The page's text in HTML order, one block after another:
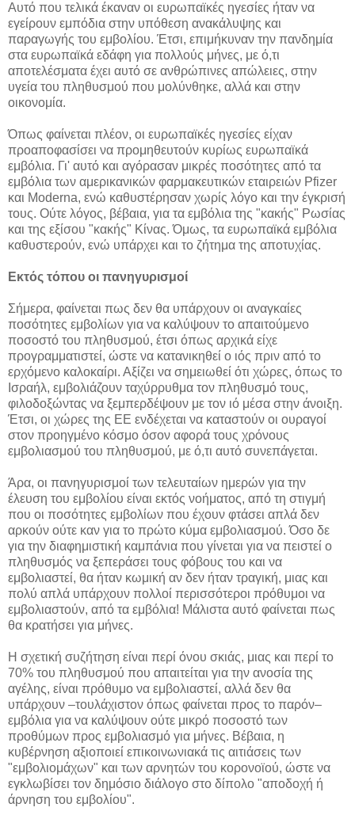
Αυτό που τελικά έκαναν οι ευρωπαϊκές ηγεσίες ήταν να
εγείρουν εμπόδια στην υπόθεση ανακάλυψης και
παραγωγής του εμβολίου. Έτσι, επιμήκυναν την πανδημία
στα ευρωπαϊκά εδάφη για πολλούς μήνες, με ό,τι
αποτελέσματα έχει αυτό σε ανθρώπινες απώλειες, στην
υγεία του πληθυσμού που μολύνθηκε, αλλά και στην
οικονομία.
Όπως φαίνεται πλέον, οι ευρωπαϊκές ηγεσίες είχαν
προαποφασίσει να προμηθευτούν κυρίως ευρωπαϊκά
εμβόλια. Γι' αυτό και αγόρασαν μικρές ποσότητες από τα
εμβόλια των αμερικανικών φαρμακευτικών εταιρειών Pfizer
και Moderna, ενώ καθυστέρησαν χωρίς λόγο και την έγκρισή
τους. Ούτε λόγος, βέβαια, για τα εμβόλια της "κακής" Ρωσίας
και της εξίσου "κακής" Κίνας. Όμως, τα ευρωπαϊκά εμβόλια
καθυστερούν, ενώ υπάρχει και το ζήτημα της αποτυχίας.
Εκτός τόπου οι πανηγυρισμοί
Σήμερα, φαίνεται πως δεν θα υπάρχουν οι αναγκαίες
ποσότητες εμβολίων για να καλύψουν το απαιτούμενο
ποσοστό του πληθυσμού, έτσι όπως αρχικά είχε
προγραμματιστεί, ώστε να κατανικηθεί ο ιός πριν από το
ερχόμενο καλοκαίρι. Αξίζει να σημειωθεί ότι χώρες, όπως το
Ισραήλ, εμβολιάζουν ταχύρρυθμα τον πληθυσμό τους,
φιλοδοξώντας να ξεμπερδέψουν με τον ιό μέσα στην άνοιξη.
Έτσι, οι χώρες της ΕΕ ενδέχεται να καταστούν οι ουραγοί
στον προηγμένο κόσμο όσον αφορά τους χρόνους
εμβολιασμού του πληθυσμού, με ό,τι αυτό συνεπάγεται.
Άρα, οι πανηγυρισμοί των τελευταίων ημερών για την
έλευση του εμβολίου είναι εκτός νοήματος, από τη στιγμή
που οι ποσότητες εμβολίων που έχουν φτάσει απλά δεν
αρκούν ούτε καν για το πρώτο κύμα εμβολιασμού. Όσο δε
για την διαφημιστική καμπάνια που γίνεται για να πειστεί ο
πληθυσμός να ξεπεράσει τους φόβους του και να
εμβολιαστεί, θα ήταν κωμική αν δεν ήταν τραγική, μιας και
πολύ απλά υπάρχουν πολλοί περισσότεροι πρόθυμοι να
εμβολιαστούν, από τα εμβόλια! Μάλιστα αυτό φαίνεται πως
θα κρατήσει για μήνες.
Η σχετική συζήτηση είναι περί όνου σκιάς, μιας και περί το
70% του πληθυσμού που απαιτείται για την ανοσία της
αγέλης, είναι πρόθυμο να εμβολιαστεί, αλλά δεν θα
υπάρχουν –τουλάχιστον όπως φαίνεται προς το παρόν–
εμβόλια για να καλύψουν ούτε μικρό ποσοστό των
προθύμων προς εμβολιασμό για μήνες. Βέβαια, η
κυβέρνηση αξιοποιεί επικοινωνιακά τις αιτιάσεις των
"εμβολιομάχων" και των αρνητών του κορονοϊού, ώστε να
εγκλωβίσει τον δημόσιο διάλογο στο δίπολο "αποδοχή ή
άρνηση του εμβολίου".